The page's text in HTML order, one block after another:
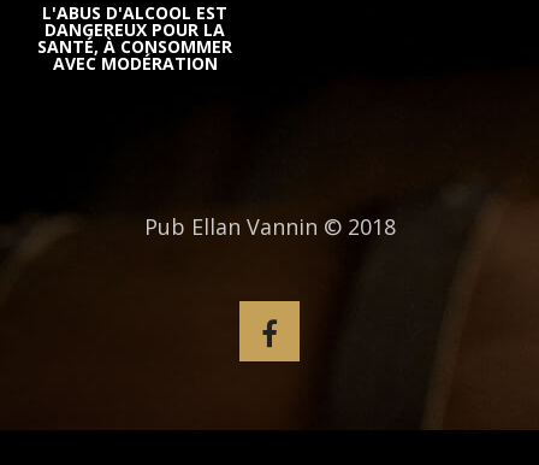
L'ABUS D'ALCOOL EST
DANGEREUX POUR LA
SANTÉ, À CONSOMMER
AVEC MODÉRATION
Pub Ellan Vannin © 2018